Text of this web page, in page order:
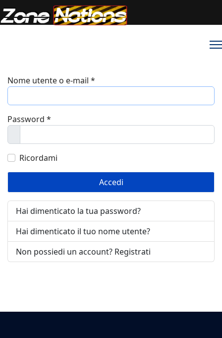
Nome utente o e-mail *
Password *
Ricordami
Accedi
Hai dimenticato la tua password?
Hai dimenticato il tuo nome utente?
Non possiedi un account? Registrati